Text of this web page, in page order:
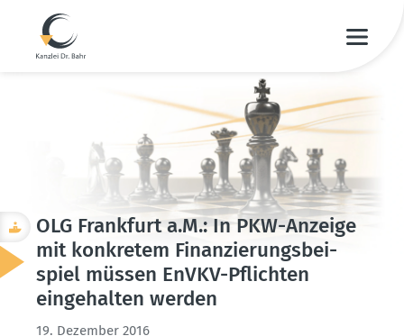
OLG Frankfurt a.M.: In PKW-Anzeige
mit konkretem Finan­zie­rungs­bei­
spiel müssen EnVKV-Pflichten
einge­halten werden
19. Dezember 2016